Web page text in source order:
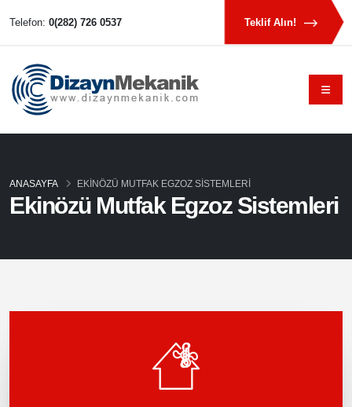
Telefon: 0(282) 726 0537 Teklif Alın!
Ekinözü Mutfak Egzoz Sistemleri
ANASAYFA EKINÖZÜ MUTFAK EGZOZ SISTEMLERI